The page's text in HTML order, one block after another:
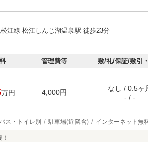
江線 松江しんじ湖温泉駅 徒歩23分
管理費等 敷/礼/保証/敷引
万円 4,000円
なし / 0.5ヶ
- / -
ス・トイレ別 駐車場(近隣含) インターネット無